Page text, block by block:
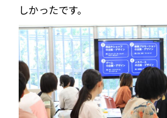
しかったです。